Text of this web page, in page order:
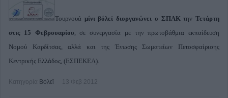
Τουρνουά μίνι βόλεϊ διοργανώνει ο ΣΠΑΚτηνΤετάρτη
στις 15 Φεβρουαρίου, σε συνεργασία με την πρωτοβάθμια εκπαίδευση
Νομού Καρδίτσας, αλλά και της Ένωσης Σωματείων Πετοσφαίρισης
Κεντρικής Ελλάδος, (ΕΣΠΕΚΕΛ).
Κατηγορία Βόλεϊ 13 Φεβ 2012